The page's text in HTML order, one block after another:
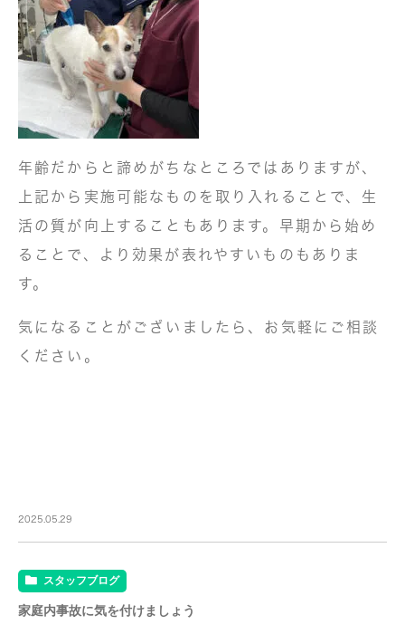
年齢だからと諦めがちなところではありますが、
上記から実施可能なものを取り入れることで、生
活の質が向上することもあります。早期から始め
ることで、より効果が表れやすいものもありま
す。
気になることがございましたら、お気軽にご相談
ください。
2025.05.29
スタッフブログ
家庭内事故に気を付けましょう